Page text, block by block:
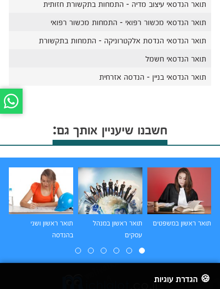
תואר הנדסאי עיצוב מדיה - התמחות בתקשורת חזותית
תואר הנדסאי מכשור רפואי - התמחות מכשור רפואי
תואר הנדסאי הנדסת אלקטרוניקה - התמחות בתקשורת
תואר הנדסאי חשמל
תואר הנדסאי בניין - הנדסה אזרחית
חשבנו שיעניין אותך גם:
תואר ראשון במשפטים
תואר ראשון במנהל
עסקים
תואר ראשון ושני
בהנדסה
🍪 הגדרת עוגיות